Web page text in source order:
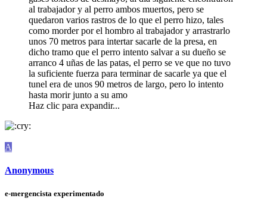
al trabajador y al perro ambos muertos, pero se
quedaron varios rastros de lo que el perro hizo, tales
como morder por el hombro al trabajador y arrastrarlo
unos 70 metros para intertar sacarle de la presa, en
dicho tramo que el perro intento salvar a su dueño se
arranco 4 uñas de las patas, el perro se ve que no tuvo
la suficiente fuerza para terminar de sacarle ya que el
tunel era de unos 90 metros de largo, pero lo intento
hasta morir junto a su amo
Haz clic para expandir...
A
Anonymous
e-mergencista experimentado